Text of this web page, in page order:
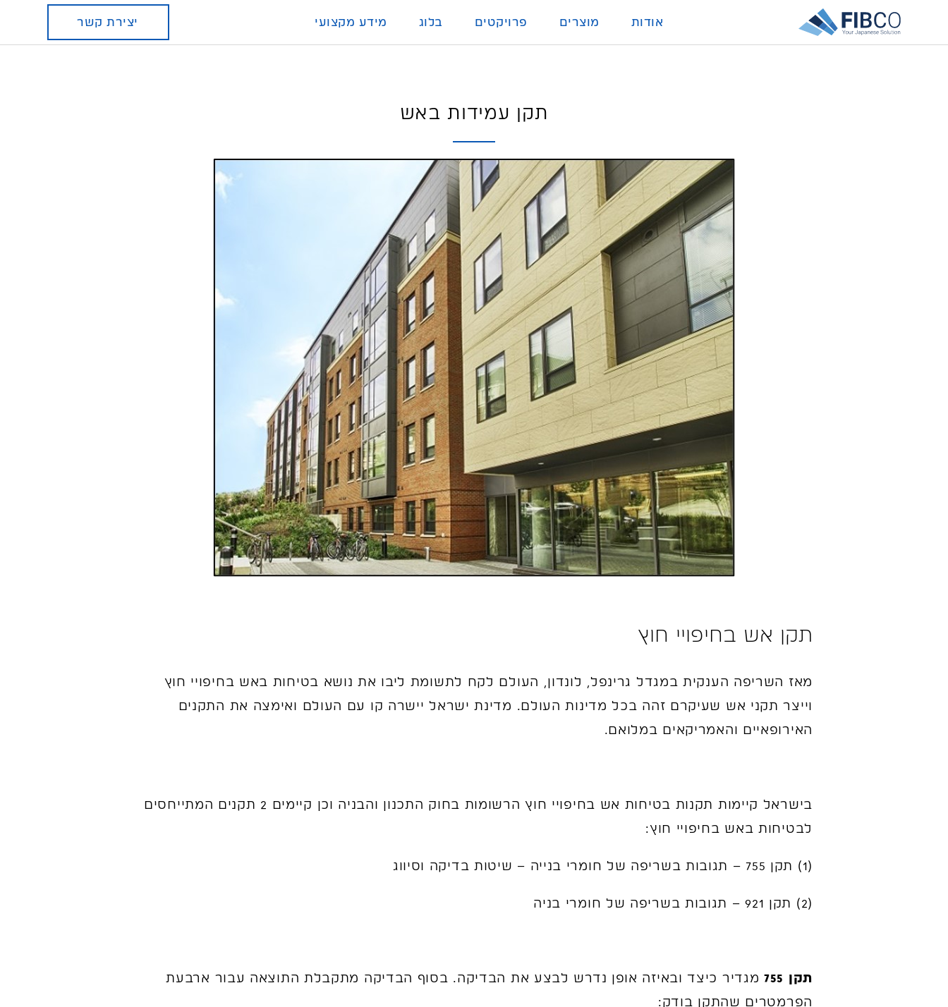
אודות מוצרים פרויקטים בלוג מידע מקצועי יצירת קשר
תקן עמידות באש
תקן אש בחיפויי חוץ
מאז השריפה הענקית במגדל גרינפל, לונדון, העולם לקח לתשומת ליבו את נושא בטיחות באש בחיפויי חוץ
וייצר תקני אש שעיקרם זהה בכל מדינות העולם. מדינת ישראל יישרה קו עם העולם ואימצה את התקנים
האירופאיים והאמריקאים במלואם.
בישראל קיימות תקנות בטיחות אש בחיפויי חוץ הרשומות בחוק התכנון והבניה וכן קיימים 2 תקנים המתייחסים
לבטיחות באש בחיפויי חוץ:
(1) תקן 755 – תגובות בשריפה של חומרי בנייה – שיטות בדיקה וסיווג
(2) תקן 921 – תגובות בשריפה של חומרי בניה
תקן 755
מגדיר כיצד ובאיזה אופן נדרש לבצע את הבדיקה. בסוף הבדיקה מתקבלת התוצאה עבור ארבעת
הפרמטרים שהתקן בודק: